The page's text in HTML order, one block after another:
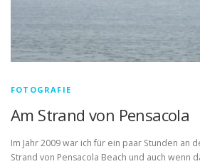
FOTOGRAFIE
Am Strand von Pensacola
Im Jahr 2009 war ich für ein paar Stunden an
Strand von Pensacola Beach und auch wenn